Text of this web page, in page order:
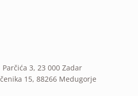
3, 23 000 Zadar
15, 88266 Medugorje